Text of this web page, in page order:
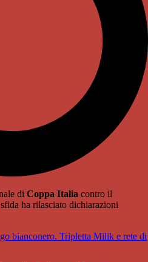
di Coppa Italia contro il
ha rilasciato dichiarazioni
bianconero. Tripletta Milik e rete di